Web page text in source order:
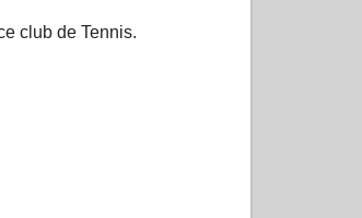
club de Tennis.